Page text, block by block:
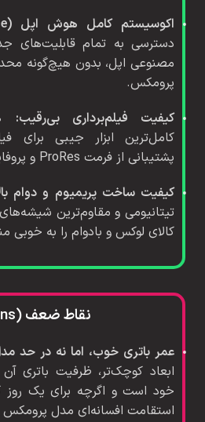
اکوسیستم کامل هوش اپل (Apple Intelligence):
دسترسی به تمام قابلیت‌های
مصنوعی اپل، بدون هیچ‌گونه
پرومکس.
کیفیت فیلم‌برداری بی‌رقیب:
کامل‌ترین ابزار جیبی برای
پشتیبانی از فرمت ProRes و پروفایل رنگی Log.
کیفیت ساخت پریمیوم و دوام
تیتانیومی و مقاوم‌ترین
کالای لوکس و بادوام را به خوبی
نقاط ضعف (Cons)
عمر باتری خوب، اما نه در حد
ابعاد کوچک‌تر، ظرفیت باتری آن
خود است و اگرچه برای یک روز
استقامت افسانه‌ای مدل پرومکس